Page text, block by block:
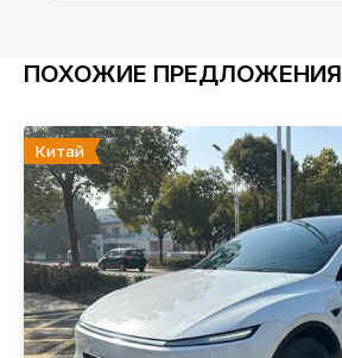
ПОХОЖИЕ ПРЕДЛОЖЕНИЯ
Китай